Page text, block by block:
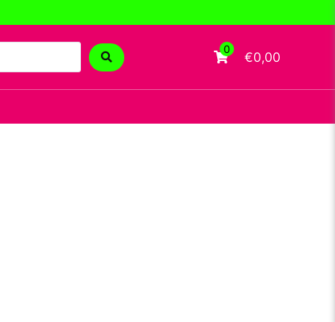
0 €0,00